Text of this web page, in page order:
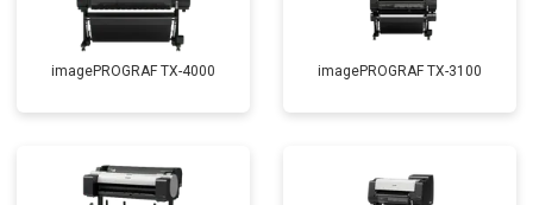
imagePROGRAF TX-4000 imagePROGRAF TX-3100